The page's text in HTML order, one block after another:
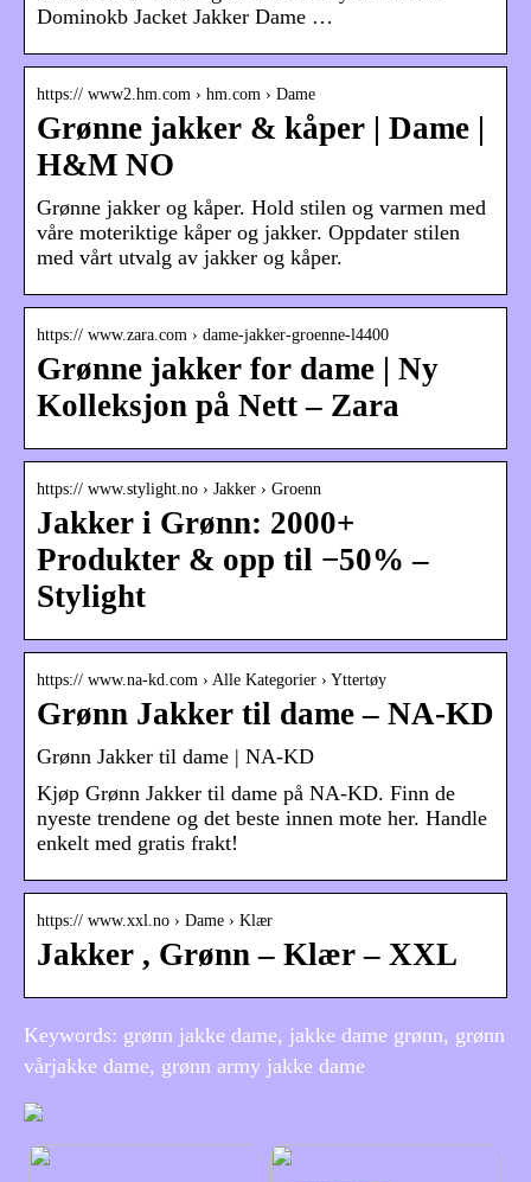
Dominokb Jacket Jakker Dame …
https:// www2.hm.com › hm.com › Dame
Grønne jakker & kåper | Dame |
H&M NO
Grønne jakker og kåper. Hold stilen og varmen med
våre moteriktige kåper og jakker. Oppdater stilen
med vårt utvalg av jakker og kåper.
https:// www.zara.com › dame-jakker-groenne-l4400
Grønne jakker for dame | Ny
Kolleksjon på Nett – Zara
https:// www.stylight.no › Jakker › Groenn
Jakker i Grønn: 2000+
Produkter & opp til −50% –
Stylight
https:// www.na-kd.com › Alle Kategorier › Yttertøy
Grønn Jakker til dame – NA-KD
Grønn Jakker til dame | NA-KD
Kjøp Grønn Jakker til dame på NA-KD. Finn de
nyeste trendene og det beste innen mote her. Handle
enkelt med gratis frakt!
https:// www.xxl.no › Dame › Klær
Jakker , Grønn – Klær – XXL
Keywords: grønn jakke dame, jakke dame grønn, grønn
vårjakke dame, grønn army jakke dame